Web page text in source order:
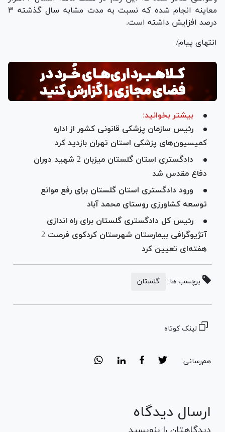
معاینه انجام شده که نسبت به مدت مشابه سال گذشته ۳
درصد افزایش داشته است.
انتهای پیام/
بیشتر بخوانید:
رئیس سازمان پزشکی قانونی کشور از اداره
کمیسیون‌های پزشکی استان تهران بازدید کرد
دادگستری استان گلستان میزبان 2 شهید دوران
دفاع مقدس شد
ورود دادگستری استان گلستان برای رفع موانع
توسعه کشاورزی روستای محمد آباد
رئیس کل دادگستری گلستان برای راه اندازی
آنژیوگرافی بیمارستان شهرستان کردکوی فرصت 2
هفته‌ای تعیین کرد
برچسب ها: گلستان
لینک کوتاه
هم‌رسانی:
ارسال دیدگاه